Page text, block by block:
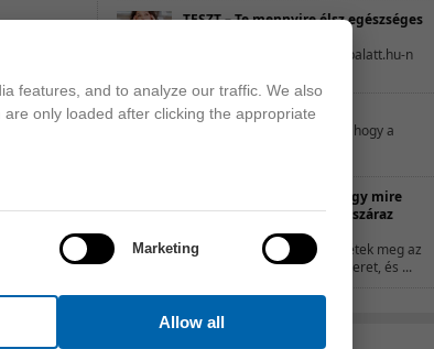
TESZT – Te mennyire élsz egészséges
A következő tesztet a 21napalatt.hu-n
Mit nassoljon a gyerek?
Néhány szülő úgy gondolja, hogy a
10 ötlet, hogy mire
használd a száraz
kenyeret
Ha nem ettétek meg az
összes kenyeret, és ...
features, and to analyze our traffic. We also
only loaded after clicking the appropriate
Marketing
Allow all